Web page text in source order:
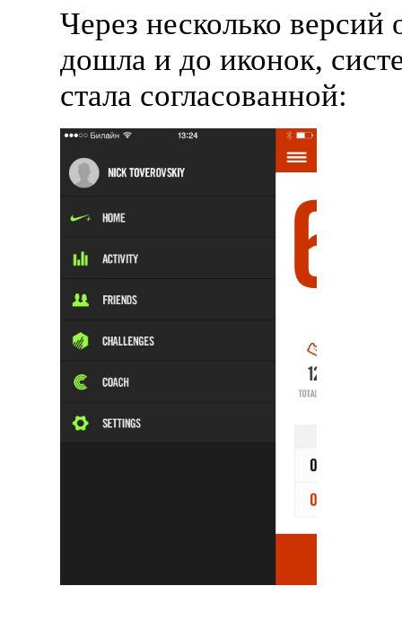
Через несколько версий
дошла и до иконок,
стала согласованной: